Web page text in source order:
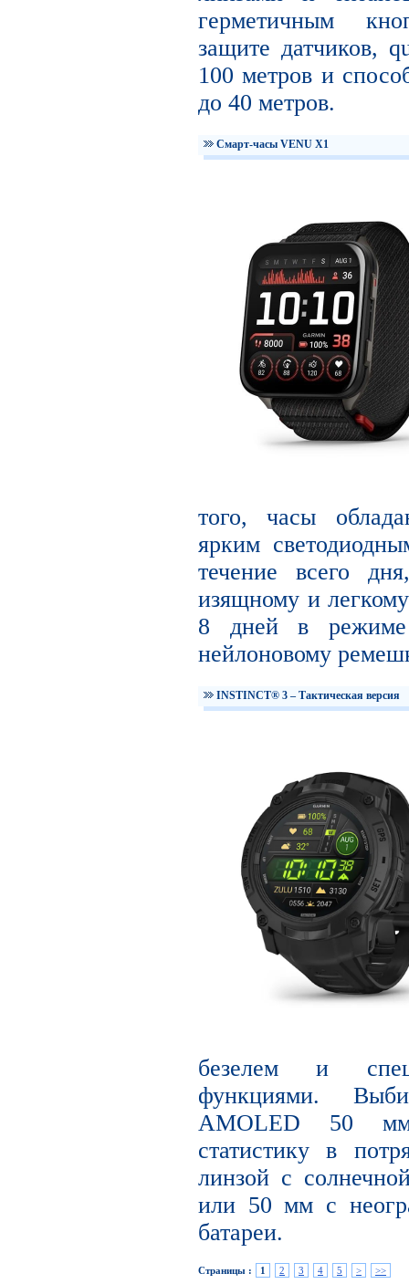
герметичным
защите датчиков,
100 метров и
до 40 метров.
Смарт-часы VENU X1
того, часы
ярким
течение всего
изящному и
8 дней в режиме
нейлоновому
INSTINCT® 3 – Тактическая версия
безелем и
функциями.
AMOLED 50
статистику в
линзой с
или 50 мм с
батареи.
Страницы : 1 2 3 4 5 > >>